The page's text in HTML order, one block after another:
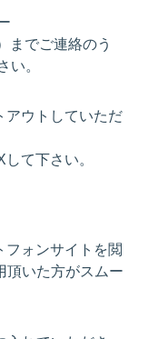
までご連絡のう
い。
アウトしていただ
て下さい。
フォンサイトを閲
頂いた方がスムー